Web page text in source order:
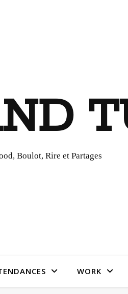
Boulot, Rire et Partages
WORK